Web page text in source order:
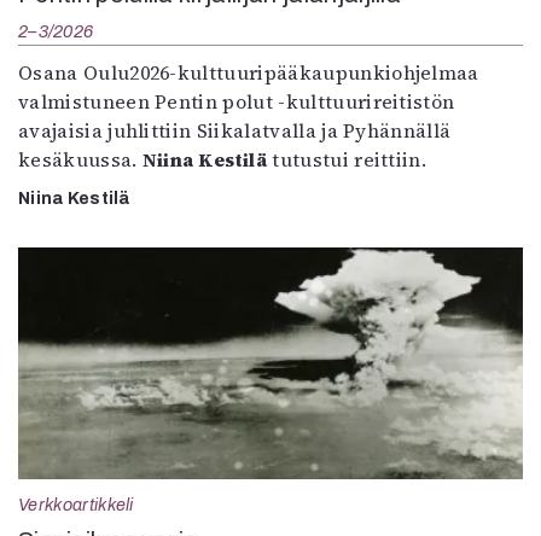
2–3/2026
Osana Oulu2026-kulttuuripääkaupunkiohjelmaa
valmistuneen Pentin polut -kulttuurireitistön
avajaisia juhlittiin Siikalatvalla ja Pyhännällä
kesäkuussa. Niina Kestilätutustui reittiin.
Niina Kestilä
Verkkoartikkeli